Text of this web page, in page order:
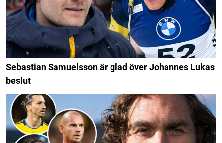
Sebastian Samuelsson är glad över Johannes Lukas
beslut